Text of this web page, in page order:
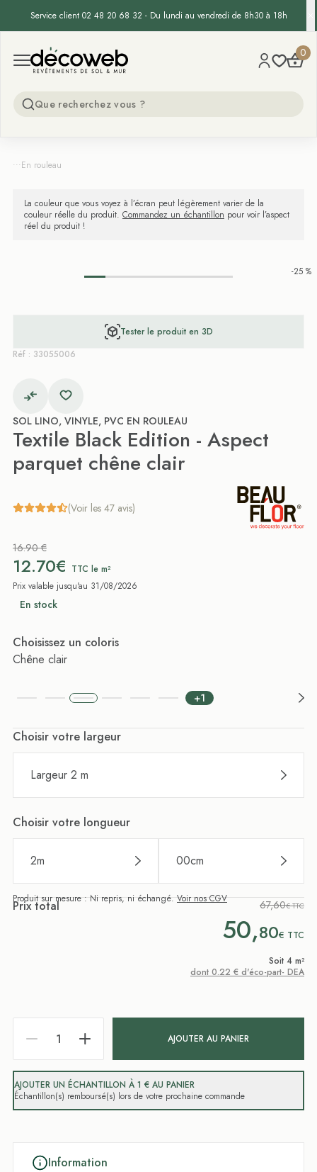
Service client 02 48 20 68 32 - Du lundi au vendredi de 8h30 à 18h
Open menu
Decoweb 0
...En rouleau
La couleur que vous voyez à l’écran peut légèrement varier de la
couleur réelle du produit. Commandez un échantillon pour voir l’aspect
réel du produit !
-25 %
Tester le produit en 3D
Réf : 33055006
SOL LINO, VINYLE, PVC EN ROULEAU
Textile Black Edition - Aspect
parquet chêne clair
(Voir les 47 avis)
16.90 €
12.70€ TTC le m²
Prix valable jusqu'au 31/08/2026
En stock
Choisissez un coloris
Chêne clair
+1
Choisir votre largeur
Largeur 2 m
Choisir votre longueur
2m 00cm
Produit sur mesure : Ni repris, ni échangé.Voir nos CGV
Prix total 67,60€ TTC
50,80€ TTC
Soit 4 m²
dont 0.22 € d'éco-part- DEA
AJOUTER AU PANIER
AJOUTER UN ÉCHANTILLON À 1 € AU PANIER
Échantillon(s) remboursé(s) lors de votre prochaine commande
Information